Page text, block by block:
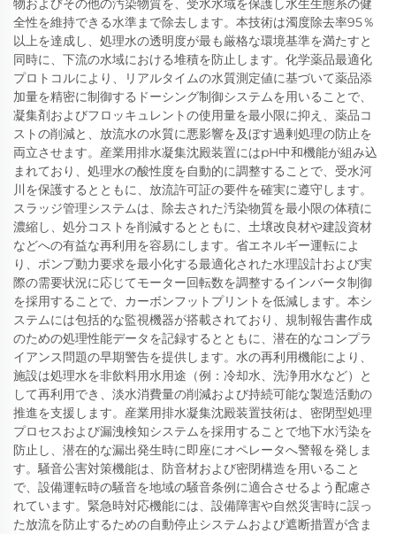
物およびその他の汚染物質を、受水水域を保護し水生生態系の健
全性を維持できる水準まで除去します。本技術は濁度除去率95％
以上を達成し、処理水の透明度が最も厳格な環境基準を満たすと
同時に、下流の水域における堆積を防止します。化学薬品最適化
プロトコルにより、リアルタイムの水質測定値に基づいて薬品添
加量を精密に制御するドーシング制御システムを用いることで、
凝集剤およびフロッキュレントの使用量を最小限に抑え、薬品コ
ストの削減と、放流水の水質に悪影響を及ぼす過剰処理の防止を
両立させます。産業用排水凝集沈殿装置にはpH中和機能が組み込
まれており、処理水の酸性度を自動的に調整することで、受水河
川を保護するとともに、放流許可証の要件を確実に遵守します。
スラッジ管理システムは、除去された汚染物質を最小限の体積に
濃縮し、処分コストを削減するとともに、土壌改良材や建設資材
などへの有益な再利用を容易にします。省エネルギー運転によ
り、ポンプ動力要求を最小化する最適化された水理設計および実
際の需要状況に応じてモーター回転数を調整するインバータ制御
を採用することで、カーボンフットプリントを低減します。本シ
ステムには包括的な監視機器が搭載されており、規制報告書作成
のための処理性能データを記録するとともに、潜在的なコンプラ
イアンス問題の早期警告を提供します。水の再利用機能により、
施設は処理水を非飲料用水用途（例：冷却水、洗浄用水など）と
して再利用でき、淡水消費量の削減および持続可能な製造活動の
推進を支援します。産業用排水凝集沈殿装置技術は、密閉型処理
プロセスおよび漏洩検知システムを採用することで地下水汚染を
防止し、潜在的な漏出発生時に即座にオペレータへ警報を発しま
す。騒音公害対策機能は、防音材および密閉構造を用いること
で、設備運転時の騒音を地域の騒音条例に適合させるよう配慮さ
れています。緊急時対応機能には、設備障害や自然災害時に誤っ
た放流を防止するための自動停止システムおよび遮断措置が含ま